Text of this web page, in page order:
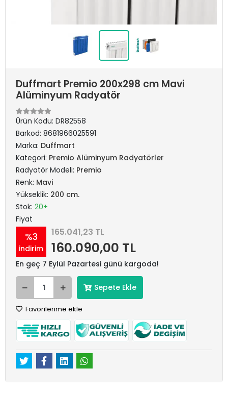
Duffmart Premio 200x298 cm Mavi
Alüminyum Radyatör
Ürün Kodu: DR82558
Barkod: 8681966025591
Marka: Duffmart
Kategori: Premio Alüminyum Radyatörler
Radyatör Modeli: Premio
Renk: Mavi
Yükseklik: 200 cm.
Stok: 20+
Fiyat
%3
indirim
165.041,23 TL
160.090,00 TL
En geç 7 Eylül Pazartesi günü kargoda!
Sepete Ekle
Favorilerime ekle